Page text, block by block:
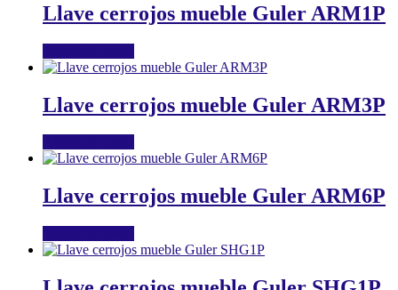
Llave cerrojos mueble Guler ARM1P
Llave cerrojos mueble Guler ARM3P
Llave cerrojos mueble Guler ARM6P